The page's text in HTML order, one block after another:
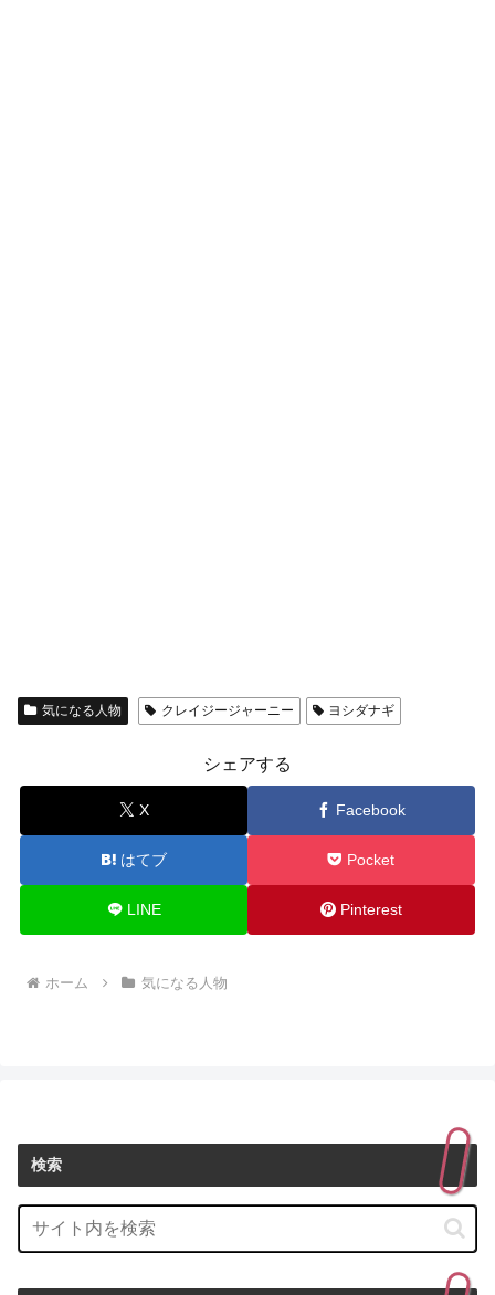
気になる人物 クレイジージャーニー ヨシダナギ
シェアする
X Facebook
はてブ Pocket
LINE Pinterest
ホーム 気になる人物
検索